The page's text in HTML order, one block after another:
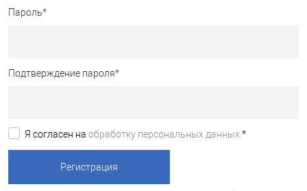
Пароль*
Подтверждение пароля*
Я согласен на обработку персональных данных. *